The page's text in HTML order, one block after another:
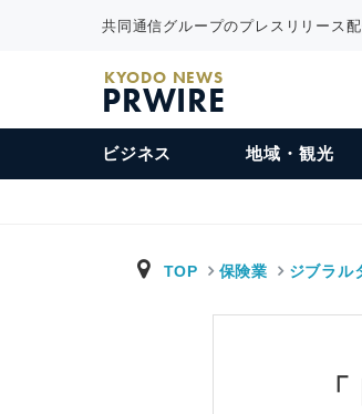
共同通信グループのプレスリリース
KYODO NEWS
PRWIRE
ビジネス 地域・観光
TOP 保険業 ジブラル